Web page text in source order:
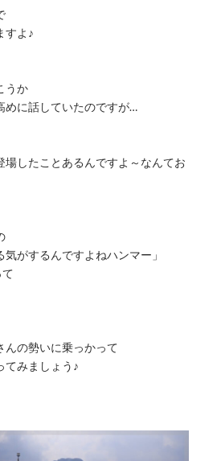
すよ♪
うか
めに話していたのですが…
場したことあるんですよ～なんてお
気がするんですよねハンマー」
んの勢いに乗っかって
てみましょう♪